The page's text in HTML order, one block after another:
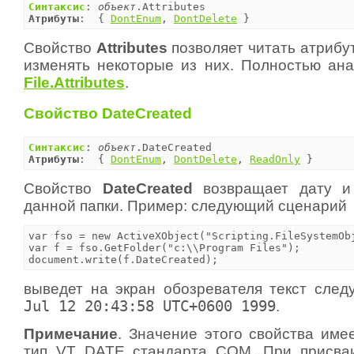
Синтаксис : объект
Атрибуты :  { DontEnum , DontDelete }
Свойство Attributes позволяет читать
изменять некоторые из них. Полностью
File.Attributes.
Свойство DateCreated
Синтаксис : объект
Атрибуты :  { DontEnum , DontDelete , ReadOnly }
Свойство DateCreated возвращает дату
данной папки. Пример: следующий сценарий
var fso = new
var f = fso.GetFolder("c:\\Program Files");
document.write(f.DateCreated);
выведет на экран обозревателя текст
Jul 12 20:43:58 UTC+0600 1999.
Примечание. Значение этого свойства